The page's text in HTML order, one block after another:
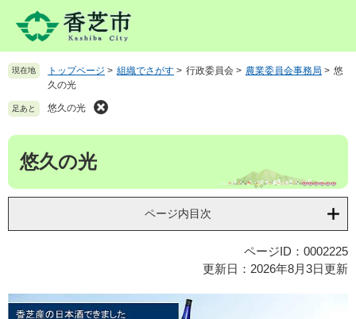
先
。
を
て
へ
現在地 トップページ > 組織でさがす > 行政委員会 > 農業委員会事務局 > 悠
久の光
足あと 悠久の光
本
悠久の光
ページ内目次
ページID：0002225
更新日：2026年8月3日更新